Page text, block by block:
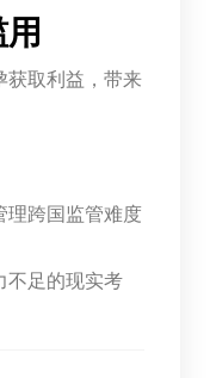
获取利益，带来
理跨国监管难度
不足的现实考